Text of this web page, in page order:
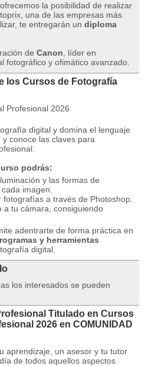
la posibilidad de realizar
una de las empresas más
te entregarán un diploma
de Canon , líder en
fotográfico y ofimático avanzado.
los Cursos de Fotografía
digital y domina el lenguaje
conoce las claves para
podrás:
y las formas de
imagen.
a través de Photoshop.
tu cámara, consiguiendo
adentrarte de forma práctica en
y herramientas
digital.
los interesados se pueden
Titulado en Cursos
2026 en COMUNIDAD
aprendizaje, un asesor y tu tutor
de todos aquellos aspectos